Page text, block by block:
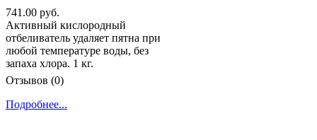
741.00 руб.
Активный кислородный
отбеливатель удаляет пятна при
любой температуре воды, без
запаха хлора. 1 кг.
Отзывов (0)
Подробнее...